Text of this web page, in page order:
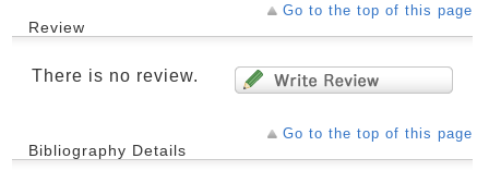
Go to the top of this page
Review
There is no review.
Go to the top of this page
Bibliography Details